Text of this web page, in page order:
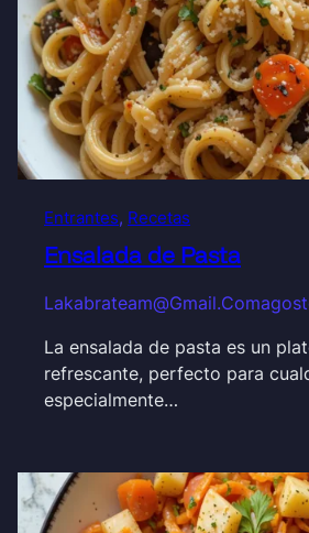
Entrantes, Recetas
Ensalada de Pasta
Lakabrateam@gmail.com
La ensalada de pasta es un
refrescante, perfecto para
especialmente…